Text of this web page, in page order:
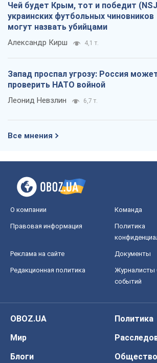
Чей будет Крым, тот и победит
украинских футбольных чиновников
могут назвать убийцами
Александр Кирш 4,1 т.
Запад проспал угрозу: Россия
проверить НАТО войной
Леонид Невзлин 6,7 т.
Все мнения
О компании Команда
Правовая информация
Политика
Реклама на сайте Документы
Редакционная политика
Журналисты
событий
OBOZ.UA
Политика
Мир
Блоги
Общество